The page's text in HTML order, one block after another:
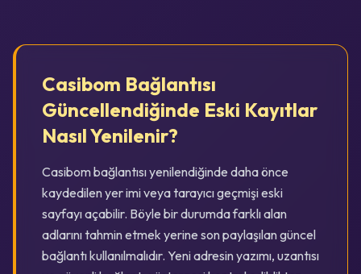
Casibom Bağlantısı
Güncellendiğinde Eski Kayıtlar
Nasıl Yenilenir?
Casibom bağlantısı yenilendiğinde daha önce
kaydedilen yer imi veya tarayıcı geçmişi eski
sayfayı açabilir. Böyle bir durumda farklı alan
adlarını tahmin etmek yerine son paylaşılan güncel
bağlantı kullanılmalıdır. Yeni adresin yazımı, uzantısı